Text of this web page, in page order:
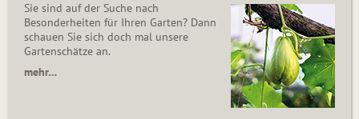
Sie sind auf der Suche nach
Besonderheiten für Ihren Garten? Dann
schauen Sie sich doch mal unsere
Gartenschätze an.
mehr…